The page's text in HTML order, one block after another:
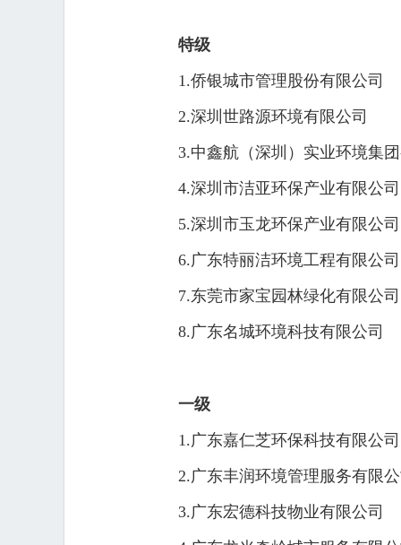
特级
1.侨银城市管理股份有限公司
2.深圳世路源环境有限公司
3.中鑫航（深圳）实业环境集
4.深圳市洁亚环保产业有限公司
5.深圳市玉龙环保产业有限公司
6.广东特丽洁环境工程有限公司
7.东莞市家宝园林绿化有限公司
8.广东名城环境科技有限公司
一级
1.广东嘉仁芝环保科技有限公司
2.广东丰润环境管理服务有限
3.广东宏德科技物业有限公司